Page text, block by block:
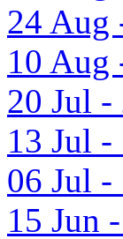
24 Aug
10 Aug
20 Jul -
13 Jul -
06 Jul -
15 Jun